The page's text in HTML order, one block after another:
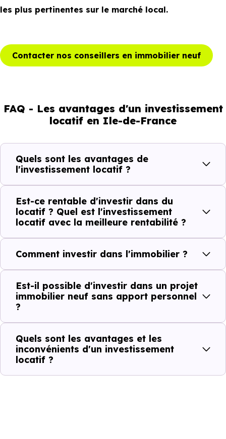
les plus pertinentes sur le marché local.
Contacter nos conseillers en immobilier neuf
FAQ - Les avantages d'un investissement
locatif en Ile-de-France
Quels sont les avantages de
l'investissement locatif ?
Est-ce rentable d'investir dans du
locatif ? Quel est l'investissement
locatif avec la meilleure rentabilité ?
Comment investir dans l'immobilier ?
Est-il possible d'investir dans un projet
immobilier neuf sans apport personnel
?
Quels sont les avantages et les
inconvénients d'un investissement
locatif ?